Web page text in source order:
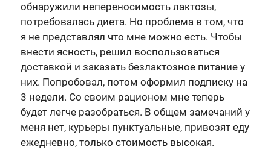
обнаружили непереносимость лактозы,
потребовалась диета. Но проблема в том, что
я не представлял что мне можно есть. Чтобы
внести ясность, решил воспользоваться
доставкой и заказать безлактозное питание у
них. Попробовал, потом оформил подписку на
3 недели. Со своим рационом мне теперь
будет легче разобраться. В общем замечаний у
меня нет, курьеры пунктуальные, привозят еду
ежедневно, только стоимость высокая.